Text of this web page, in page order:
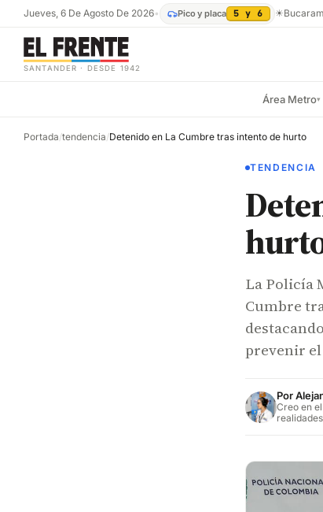
Jueves, 6 De Agosto De 2026• Pico y placa 5 y 6 ☀
SANTANDER · DESDE 1942
Área Metro▾
Portada/tendencia/Detenido en La Cumbre tras intento de hurto
TENDENCIA
La Policía
Cumbre
prevenir
Por
Creo en